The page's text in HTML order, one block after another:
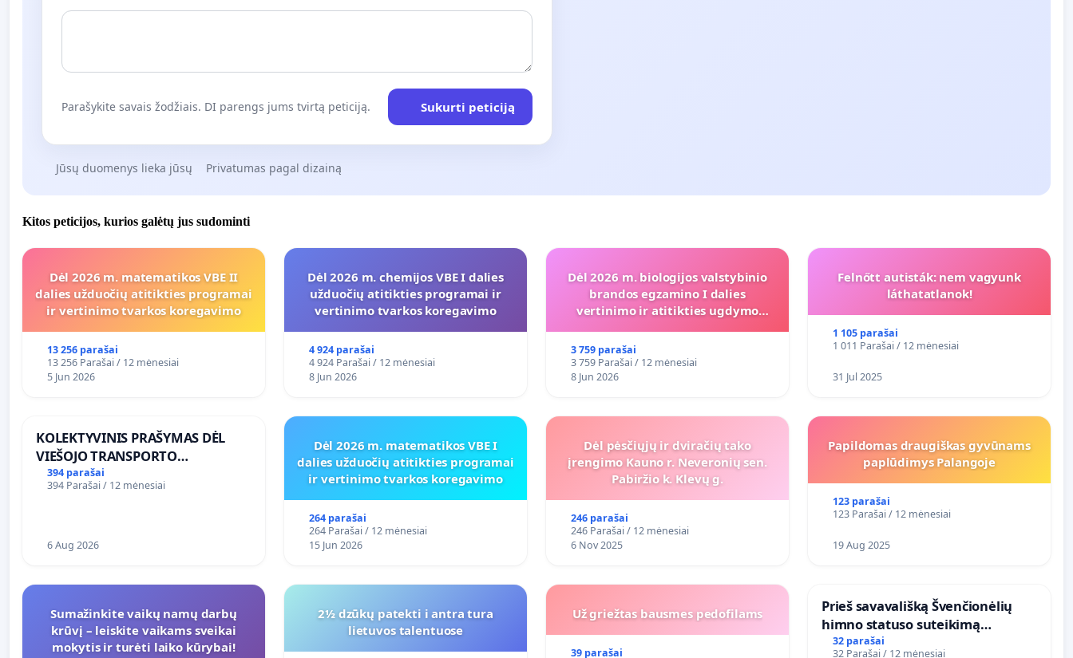
Parašykite savais žodžiais. DI parengs jums tvirtą peticiją. Sukurti peticiją
Jūsų duomenys lieka jūsų Privatumas pagal dizainą
Kitos peticijos, kurios galėtų jus sudominti
Dėl 2026 m. matematikos VBE II
dalies užduočių atitikties programai
ir vertinimo tvarkos koregavimo
13 256 parašai
13 256 Parašai / 12 mėnesiai
5 Jun 2026
Dėl 2026 m. chemijos VBE I dalies
užduočių atitikties programai ir
vertinimo tvarkos koregavimo
4 924 parašai
4 924 Parašai / 12 mėnesiai
8 Jun 2026
Dėl 2026 m. biologijos valstybinio
brandos egzamino I dalies
vertinimo ir atitikties ugdymo
3 759 parašai
3 759 Parašai / 12 mėnesiai
8 Jun 2026
Felnőtt autisták: nem vagyunk
láthatatlanok!
1 105 parašai
1 011 Parašai / 12 mėnesiai
31 Jul 2025
KOLEKTYVINIS PRAŠYMAS DĖL
VIEŠOJO TRANSPORTO
SUSISIEKIMO GERINIMO
VOSYLIUKŲ KAIME
394 parašai
394 Parašai / 12 mėnesiai
6 Aug 2026
Dėl 2026 m. matematikos VBE I
dalies užduočių atitikties programai
ir vertinimo tvarkos koregavimo
264 parašai
264 Parašai / 12 mėnesiai
15 Jun 2026
Dėl pėsčiųjų ir dviračių tako
įrengimo Kauno r. Neveronių sen.
Pabiržio k. Klevų g.
246 parašai
246 Parašai / 12 mėnesiai
6 Nov 2025
Papildomas draugiškas gyvūnams
paplūdimys Palangoje
123 parašai
123 Parašai / 12 mėnesiai
19 Aug 2025
Sumažinkite vaikų namų darbų
krūvį – leiskite vaikams sveikai
mokytis ir turėti laiko kūrybai!
2½ dzūkų patekti i antra tura
lietuvos talentuose
Už griežtas bausmes pedofilams
39 parašai
​Prieš savavališką Švenčionėlių
himno statuso suteikimą
atlikėjos Živilės dainai
32 parašai
32 Parašai / 12 mėnesiai